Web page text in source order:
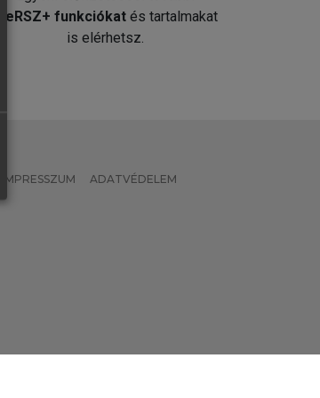
MeRSZ+ funkciókat és tartalmakat
is elérhetsz.
IMPRESSZUM ADATVÉDELEM